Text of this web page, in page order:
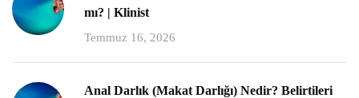
mı? | Klinist
Temmuz 16, 2026
Anal Darlık (Makat Darlığı) Nedir? Belirtileri